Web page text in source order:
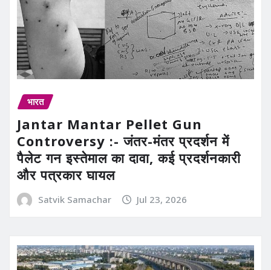
भारत
Jantar Mantar Pellet Gun
Controversy :- जंतर-मंतर प्रदर्शन में
पैलेट गन इस्तेमाल का दावा, कई प्रदर्शनकारी
और पत्रकार घायल
Satvik Samachar Jul 23, 2026